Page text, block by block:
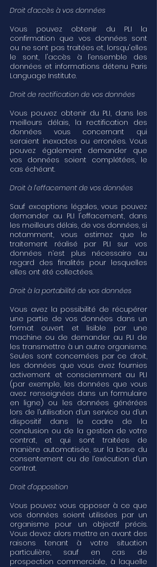
Droit d’accès à vos données
Vous pouvez obtenir du PLI la
confirmation que vos données sont
ou ne sont pas traitées et, lorsqu'elles
le sont, l'accès à l’ensemble des
données et informations détenu Paris
Language Institute.
Droit de rectification de vos données
Vous pouvez obtenir du PLI, dans les
meilleurs délais, la rectification des
données vous concernant qui
seraient inexactes ou erronées. Vous
pouvez également demander que
vos données soient complétées, le
cas échéant.
Droit à l’effacement de vos données
Sauf exceptions légales, vous pouvez
demander au PLI l'effacement, dans
les meilleurs délais, de vos données, si
notamment, vous estimez que le
traitement réalisé par PLI sur vos
données n’est plus nécessaire au
regard des finalités pour lesquelles
elles ont été collectées.
Droit à la portabilité de vos données
Vous avez la possibilité de récupérer
une partie de vos données dans un
format ouvert et lisible par une
machine ou de demander au PLI de
les transmettre à un autre organisme.
Seules sont concernées par ce droit,
les données que vous avez fournies
activement et consciemment au PLI
(par exemple, les données que vous
avez renseignées dans un formulaire
en ligne) ou les données générées
lors de l’utilisation d’un service ou d’un
dispositif dans le cadre de la
conclusion ou de la gestion de votre
contrat, et qui sont traitées de
manière automatisée, sur la base du
consentement ou de l’exécution d’un
contrat.
Droit d’opposition
Vous pouvez vous opposer à ce que
vos données soient utilisées par un
organisme pour un objectif précis.
Vous devez alors mettre en avant des
raisons tenant à votre situation
particulière, sauf en cas de
prospection commerciale, à laquelle